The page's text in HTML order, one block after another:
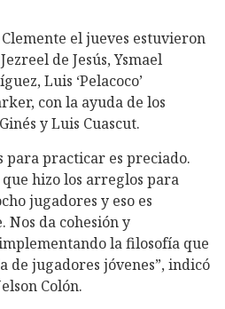
el jueves estuvieron
de Jesús, Ysmael
Luis ‘Pelacoco’
con la ayuda de los
y Luis Cuascut.
para practicar es preciado.
hizo los arreglos para
jugadores y eso es
da cohesión y
la filosofía que
de jugadores jóvenes”, indicó
Colón.